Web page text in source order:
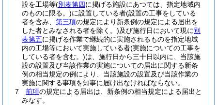
設を工場等(別表第四に掲げる施設にあつては、指定地域内
のものに限る。)に設置している者(設置の工事をしている
者を含み、 第三項の規定により新条例の規定による届出を
した者とみなされる者を除く。)及び施行日において現に別
表第五に掲げる作業で継続的に実施されるものを指定地域
内の工場等において実施している者(実施についての工事を
している者を含む。)は、施行日から三十日以内に、当該施
設の設置及び当該作業の実施についての届出に関する新条
例の相当規定の例により、当該施設の設置及び当該作業の
実施に関する事項を知事に届け出なければならない。
7
前項の規定による届出は、新条例の相当規定による届出と
みなす。